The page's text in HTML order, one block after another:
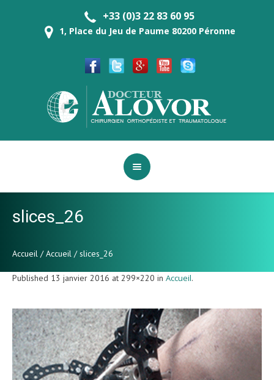
+33 (0)3 22 83 60 95
1, Place du Jeu de Paume 80200 Péronne
slices_26
Accueil /Accueil /slices_26
Published 13 janvier 2016 at 299×220 in Accueil.